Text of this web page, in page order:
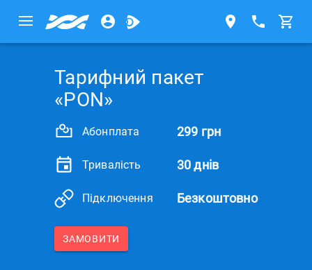
Тарифний пакет
«PON»
Абонплата 299 грн
Тривалість 30 днів
Підключення Безкоштовно
ЗАМОВИТИ